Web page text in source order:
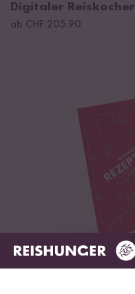
Digitaler Reiskocher
ab CHF 205.90